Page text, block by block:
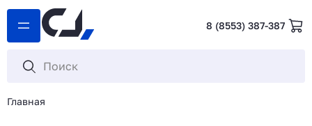
8 (8553) 387-387
Главная